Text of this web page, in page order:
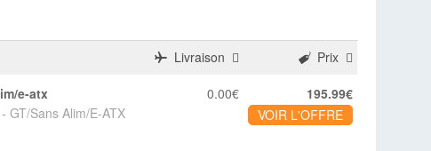
Livraison Prix
e-atx
GT/Sans Alim/E-ATX
0.00€
195.99€
VOIR L'OFFRE